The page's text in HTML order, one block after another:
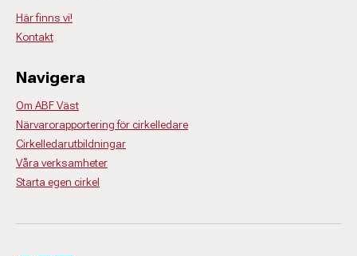
Här finns vi!
Kontakt
Navigera
Om ABF Väst
Närvarorapportering för cirkelledare
Cirkelledarutbildningar
Våra verksamheter
Starta egen cirkel